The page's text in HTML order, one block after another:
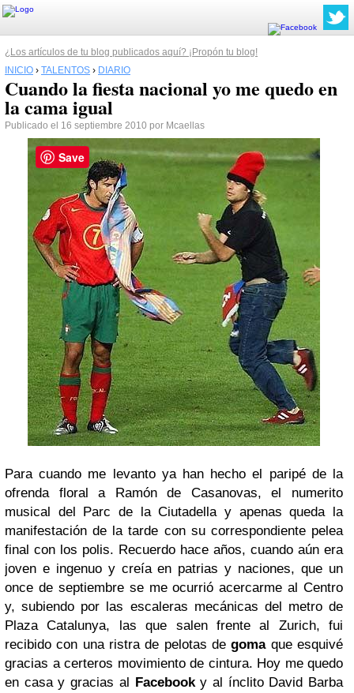
¿Los artículos de tu blog publicados aquí? ¡Propón tu blog!
INICIO › TALENTOS › DIARIO
Cuando la fiesta nacional yo me quedo en
la cama igual
Publicado el 16 septiembre 2010 por Mcaellas
Para cuando me levanto ya han hecho el paripé de la
ofrenda floral a Ramón de Casanovas, el numerito
musical del Parc de la Ciutadella y apenas queda la
manifestación de la tarde con su correspondiente pelea
final con los polis. Recuerdo hace años, cuando aún era
joven e ingenuo y creía en patrias y naciones, que un
once de septiembre se me ocurrió acercarme al Centro
y, subiendo por las escaleras mecánicas del metro de
Plaza Catalunya, las que salen frente al Zurich, fui
recibido con una ristra de pelotas degomaque esquivé
gracias a certeros movimiento de cintura. Hoy me quedo
en casa y gracias al Facebooky al ínclito David Barba
Save